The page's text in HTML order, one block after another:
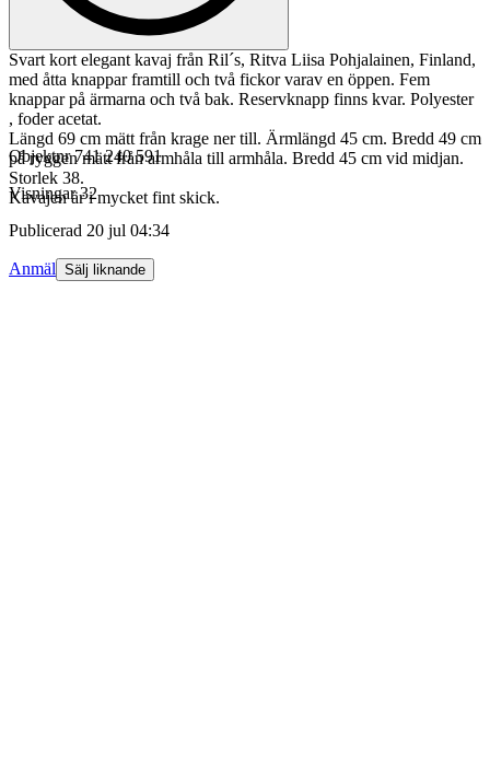
Svart kort elegant kavaj från Ril´s, Ritva Liisa Pohjalainen, Finland,
med åtta knappar framtill och två fickor varav en öppen. Fem
knappar på ärmarna och två bak. Reservknapp finns kvar. Polyester
, foder acetat.
Längd 69 cm mätt från krage ner till. Ärmlängd 45 cm. Bredd 49 cm
på ryggen mätt från armhåla till armhåla. Bredd 45 cm vid midjan.
Storlek 38.
Kavajen är i mycket fint skick.
Objektnr 741 240 591
Visningar 32
Publicerad 20 jul 04:34
Anmäl Sälj liknande